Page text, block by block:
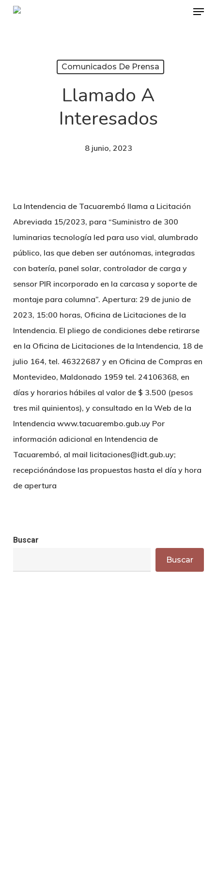
Skip
Menu
Comunicados De Prensa
Llamado A
Interesados
8 junio, 2023
La Intendencia de Tacuarembó llama a Licitación
Abreviada 15/2023, para “Suministro de 300
luminarias tecnología led para uso vial, alumbrado
público, las que deben ser autónomas, integradas
con batería, panel solar, controlador de carga y
sensor PIR incorporado en la carcasa y soporte de
montaje para columna”. Apertura: 29 de junio de
2023, 15:00 horas, Oficina de Licitaciones de la
Intendencia. El pliego de condiciones debe retirarse
en la Oficina de Licitaciones de la Intendencia, 18 de
julio 164, tel. 46322687 y en Oficina de Compras en
Montevideo, Maldonado 1959 tel. 24106368, en
días y horarios hábiles al valor de $ 3.500 (pesos
tres mil quinientos), y consultado en la Web de la
Intendencia www.tacuarembo.gub.uy Por
información adicional en Intendencia de
Tacuarembó, al mail licitaciones@idt.gub.uy;
recepciónándose las propuestas hasta el día y hora
de apertura
Buscar
Buscar